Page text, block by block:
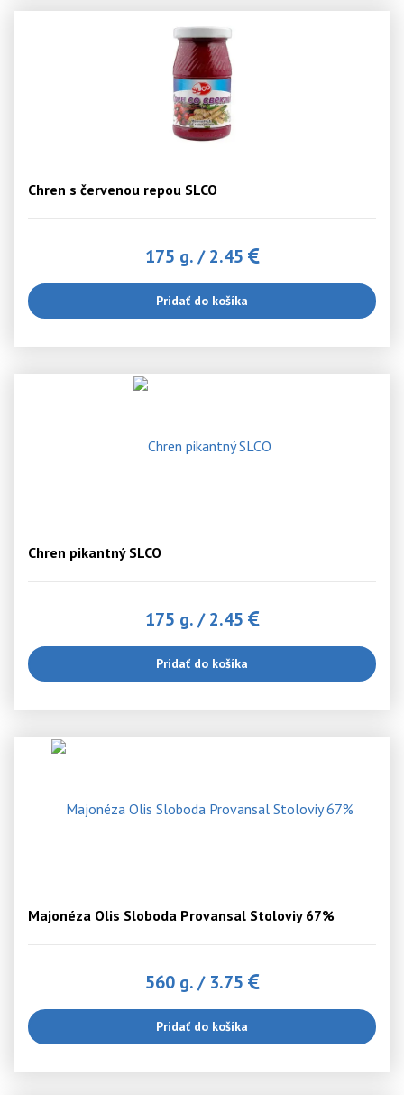
Chren s červenou repou SLCO
175 g./2.45
Pridať do košíka
Chren pikantný SLCO
175 g./2.45
Pridať do košíka
Majonéza Olis Sloboda Provansal Stoloviy 67%
560 g./ 3.75
Pridať do košíka